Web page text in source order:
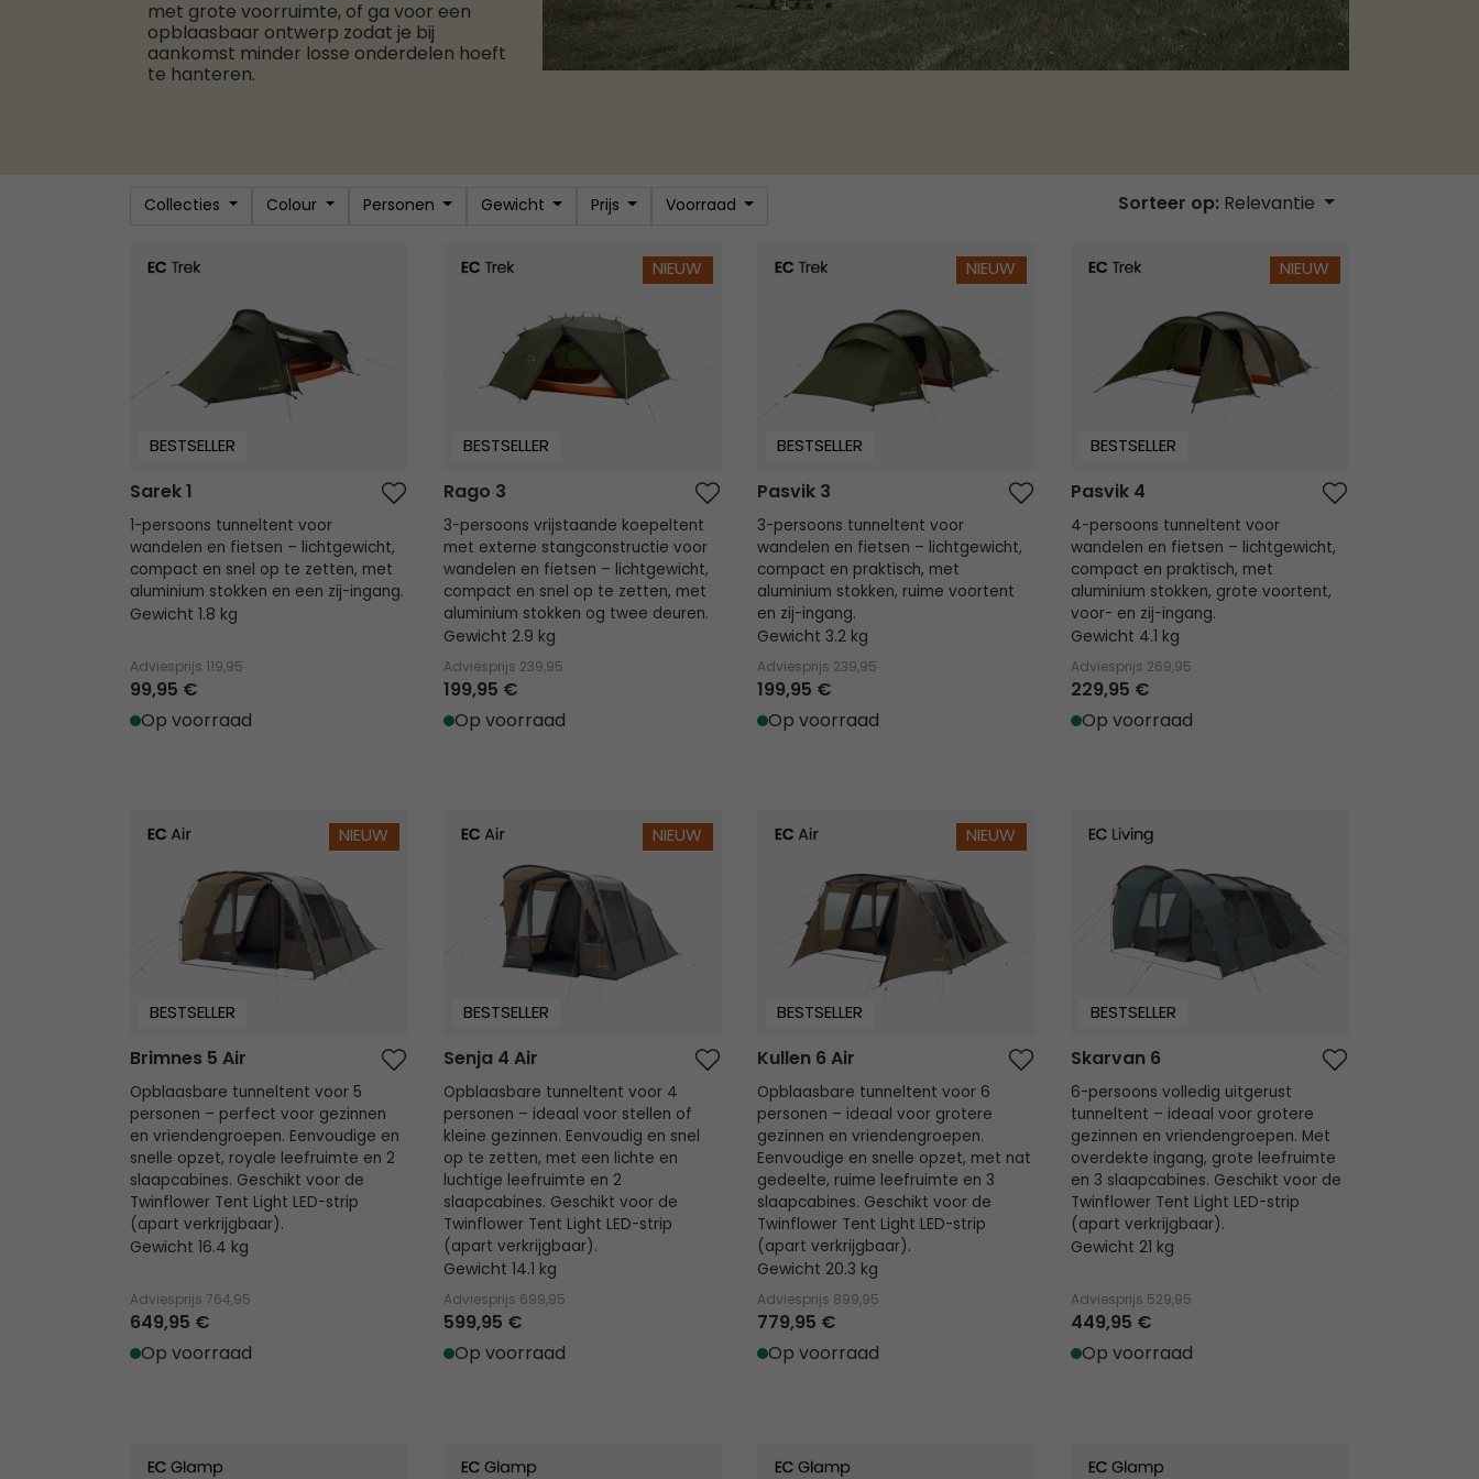
met grote voorruimte, of ga voor een
opblaasbaar ontwerp zodat je bij
aankomst minder losse onderdelen hoeft
te hanteren.
Collecties Colour Personen Gewicht Prijs Voorraad Sorteer op: Relevantie
BESTSELLER
Sarek 1
1-persoons tunneltent voor
wandelen en fietsen – lichtgewicht,
compact en snel op te zetten, met
aluminium stokken en een zij-ingang.
Gewicht 1.8 kg
Adviesprijs 119,95
99,95 €
Op voorraad
NIEUW
BESTSELLER
Rago 3
3-persoons vrijstaande koepeltent
met externe stangconstructie voor
wandelen en fietsen – lichtgewicht,
compact en snel op te zetten, met
aluminium stokken og twee deuren.
Gewicht 2.9 kg
Adviesprijs 239,95
199,95 €
Op voorraad
NIEUW
BESTSELLER
Pasvik 3
3-persoons tunneltent voor
wandelen en fietsen – lichtgewicht,
compact en praktisch, met
aluminium stokken, ruime voortent
en zij-ingang.
Gewicht 3.2 kg
Adviesprijs 239,95
199,95 €
Op voorraad
NIEUW
BESTSELLER
Pasvik 4
4-persoons tunneltent voor
wandelen en fietsen – lichtgewicht,
compact en praktisch, met
aluminium stokken, grote voortent,
voor- en zij-ingang.
Gewicht 4.1 kg
Adviesprijs 269,95
229,95 €
Op voorraad
NIEUW
BESTSELLER
Brimnes 5 Air
Opblaasbare tunneltent voor 5
personen – perfect voor gezinnen
en vriendengroepen. Eenvoudige en
snelle opzet, royale leefruimte en 2
slaapcabines. Geschikt voor de
Twinflower Tent Light LED-strip
(apart verkrijgbaar).
Gewicht 16.4 kg
Adviesprijs 764,95
649,95 €
Op voorraad
NIEUW
BESTSELLER
Senja 4 Air
Opblaasbare tunneltent voor 4
personen – ideaal voor stellen of
kleine gezinnen. Eenvoudig en snel
op te zetten, met een lichte en
luchtige leefruimte en 2
slaapcabines. Geschikt voor de
Twinflower Tent Light LED-strip
(apart verkrijgbaar).
Gewicht 14.1 kg
Adviesprijs 699,95
599,95 €
Op voorraad
NIEUW
BESTSELLER
Kullen 6 Air
Opblaasbare tunneltent voor 6
personen – ideaal voor grotere
gezinnen en vriendengroepen.
Eenvoudige en snelle opzet, met nat
gedeelte, ruime leefruimte en 3
slaapcabines. Geschikt voor de
Twinflower Tent Light LED-strip
(apart verkrijgbaar).
Gewicht 20.3 kg
Adviesprijs 899,95
779,95 €
Op voorraad
BESTSELLER
Skarvan 6
6-persoons volledig uitgerust
tunneltent – ideaal voor grotere
gezinnen en vriendengroepen. Met
overdekte ingang, grote leefruimte
en 3 slaapcabines. Geschikt voor de
Twinflower Tent Light LED-strip
(apart verkrijgbaar).
Gewicht 21 kg
Adviesprijs 529,95
449,95 €
Op voorraad